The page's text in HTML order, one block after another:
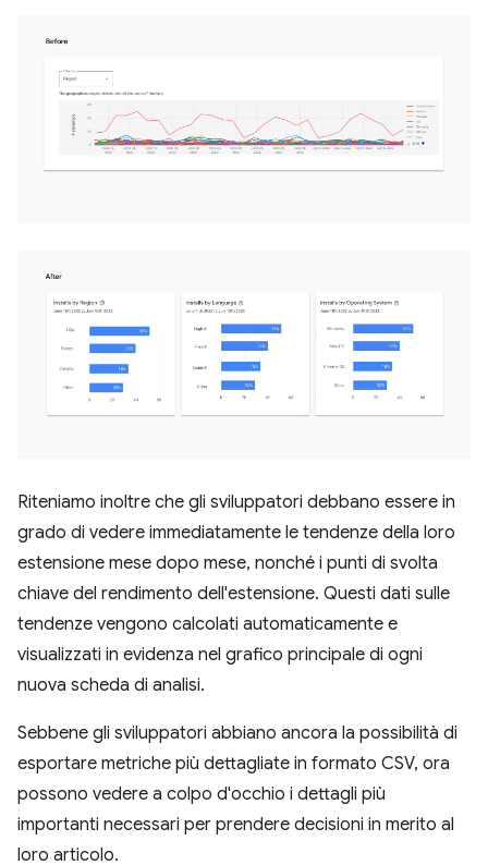
Riteniamo inoltre che gli sviluppatori debbano essere in
grado di vedere immediatamente le tendenze della loro
estensione mese dopo mese, nonché i punti di svolta
chiave del rendimento dell'estensione. Questi dati sulle
tendenze vengono calcolati automaticamente e
visualizzati in evidenza nel grafico principale di ogni
nuova scheda di analisi.
Sebbene gli sviluppatori abbiano ancora la possibilità di
esportare metriche più dettagliate in formato CSV, ora
possono vedere a colpo d'occhio i dettagli più
importanti necessari per prendere decisioni in merito al
loro articolo.